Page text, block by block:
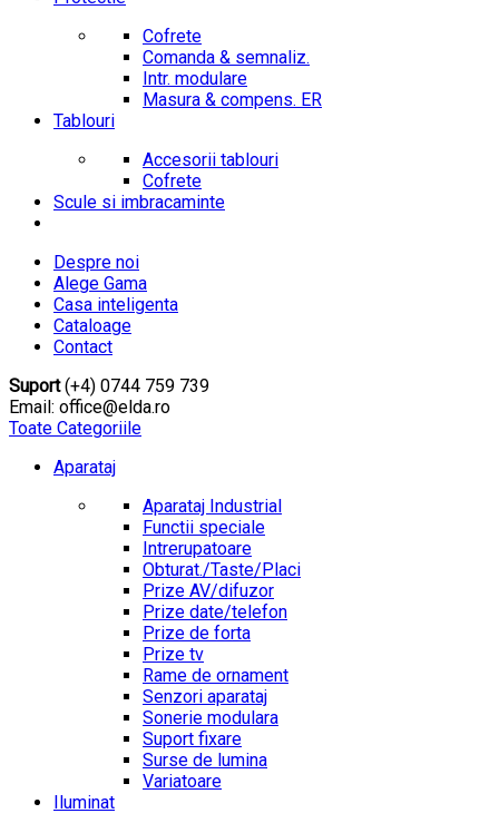
Cofrete
Comanda & semnaliz.
Intr. modulare
Masura & compens. ER
Tablouri
Accesorii tablouri
Cofrete
Scule si imbracaminte
Despre noi
Alege Gama
Casa inteligenta
Cataloage
Contact
Suport(+4) 0744 759 739
Email: office@elda.ro
Toate Categoriile
Aparataj
Aparataj Industrial
Functii speciale
Intrerupatoare
Obturat./Taste/Placi
Prize AV/difuzor
Prize date/telefon
Prize de forta
Prize tv
Rame de ornament
Senzori aparataj
Sonerie modulara
Suport fixare
Surse de lumina
Variatoare
Iluminat